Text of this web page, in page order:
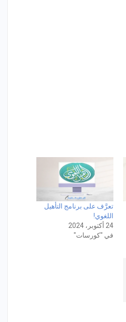
تعرَّف على برنامج التأهيل
اللغوي!
24 أكتوبر، 2024
في "كورسات"